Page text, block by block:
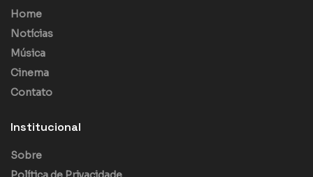
Home
Notícias
Música
Cinema
Contato
Institucional
Sobre